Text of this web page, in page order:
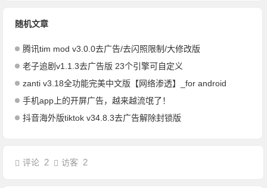
随机文章
腾讯tim mod v3.0.0去广告/去闪照限制/大修改版
老子追剧v1.1.3去广告版 23个引擎可自定义
zanti v3.18全功能完美中文版【网络渗透】_for android
手机app上的开屏广告，越来越流氓了！
抖音海外版tiktok v34.8.3去广告解除封锁版
评论2 访客2